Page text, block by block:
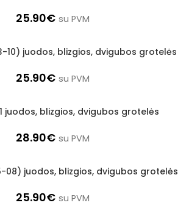
25.90€ su PVM
10) juodos, blizgios, dvigubos grotelės
25.90€ su PVM
juodos, blizgios, dvigubos grotelės
28.90€ su PVM
08) juodos, blizgios, dvigubos grotelės
25.90€ su PVM